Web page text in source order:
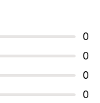
0
0
0
0